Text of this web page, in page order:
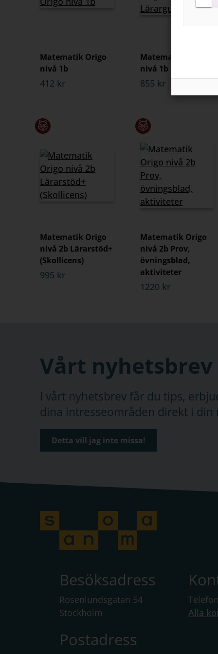
Matematik Origo
nivå 1b
412 kr
Matematik Origo
nivå 1b Lärarguide
855 kr
Matematik Origo
nivå 2b Lärarstöd+
(Skollicens)
995 kr
Matematik Origo
nivå 2b Prov,
övningsblad,
aktiviteter
1220 kr
Vårt nyhetsbrev
I vårt nyhetsbrev får du tips,
dina intresseområden direkt i din
Detta vill jag inte missa!
Besöksadress
Rosenlundsgatan 54
Stockholm
Postadress
Alla